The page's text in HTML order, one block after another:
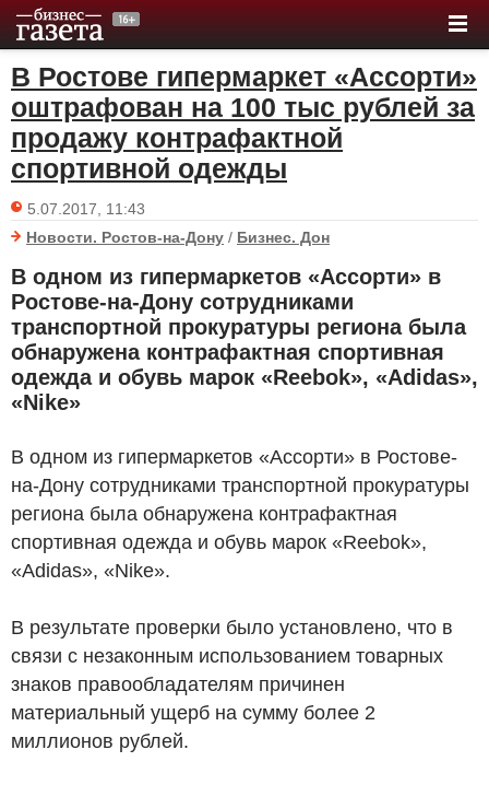
В Ростове гипермаркет «Ассорти»
оштрафован на 100 тыс рублей за
продажу контрафактной
спортивной одежды
5.07.2017, 11:43
Новости. Ростов-на-Дону / Бизнес. Дон
В одном из гипермаркетов «Ассорти» в
Ростове-на-Дону сотрудниками
транспортной прокуратуры региона была
обнаружена контрафактная спортивная
одежда и обувь марок «Reebok», «Adidas»,
«Nike»
В одном из гипермаркетов «Ассорти» в Ростове-
на-Дону сотрудниками транспортной прокуратуры
региона была обнаружена контрафактная
спортивная одежда и обувь марок «Reebok»,
«Adidas», «Nike».
В результате проверки было установлено, что в
связи с незаконным использованием товарных
знаков правообладателям причинен
материальный ущерб на сумму более 2
миллионов рублей.